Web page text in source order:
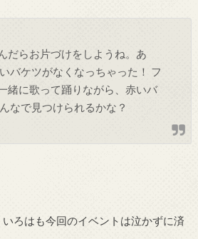
だらお片づけをしようね。あ
バケツがなくなっちゃった！ フ
緒に歌って踊りながら、赤いバ
なで見つけられるかな？
ろはも今回のイベントは泣かずに済